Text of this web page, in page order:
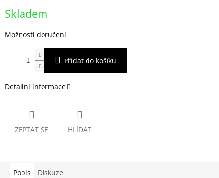
cena:
Skladem
Možnosti doručení
Přidat do košíku
Detailní informace
ZEPTAT SE HLÍDAT
Popis Diskuze